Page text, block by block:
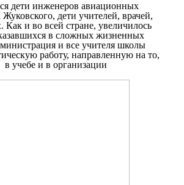
дети инженеров авиационных
дети учителей, врачей,
Как и во всей стране, увеличилось
в сложных жизненных
и все учителя школы
работу, направленную на то,
учебе и в организации